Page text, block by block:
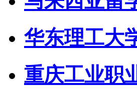
华东理工大
重庆工业职